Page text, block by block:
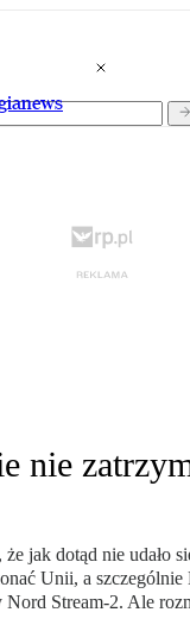
nie
jak dotąd nie udało
Unii, a
Stream-2. Ale